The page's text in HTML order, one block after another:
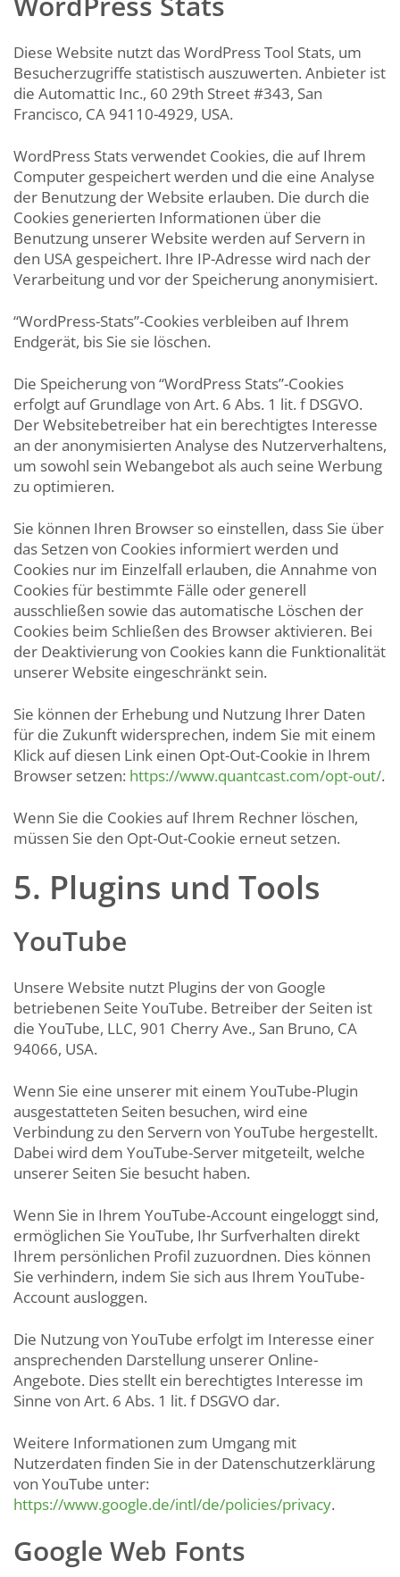
Diese Website nutzt das WordPress Tool Stats, um
Besucherzugriffe statistisch auszuwerten. Anbieter ist
die Automattic Inc., 60 29th Street #343, San
Francisco, CA 94110-4929, USA.
WordPress Stats verwendet Cookies, die auf Ihrem
Computer gespeichert werden und die eine Analyse
der Benutzung der Website erlauben. Die durch die
Cookies generierten Informationen über die
Benutzung unserer Website werden auf Servern in
den USA gespeichert. Ihre IP-Adresse wird nach der
Verarbeitung und vor der Speicherung anonymisiert.
“WordPress-Stats”-Cookies verbleiben auf Ihrem
Endgerät, bis Sie sie löschen.
Die Speicherung von “WordPress Stats”-Cookies
erfolgt auf Grundlage von Art. 6 Abs. 1 lit. f DSGVO.
Der Websitebetreiber hat ein berechtigtes Interesse
an der anonymisierten Analyse des Nutzerverhaltens,
um sowohl sein Webangebot als auch seine Werbung
zu optimieren.
Sie können Ihren Browser so einstellen, dass Sie über
das Setzen von Cookies informiert werden und
Cookies nur im Einzelfall erlauben, die Annahme von
Cookies für bestimmte Fälle oder generell
ausschließen sowie das automatische Löschen der
Cookies beim Schließen des Browser aktivieren. Bei
der Deaktivierung von Cookies kann die Funktionalität
unserer Website eingeschränkt sein.
Sie können der Erhebung und Nutzung Ihrer Daten
für die Zukunft widersprechen, indem Sie mit einem
Klick auf diesen Link einen Opt-Out-Cookie in Ihrem
Browser setzen: https://www.quantcast.com/opt-out/.
Wenn Sie die Cookies auf Ihrem Rechner löschen,
müssen Sie den Opt-Out-Cookie erneut setzen.
5. Plugins und Tools
YouTube
Unsere Website nutzt Plugins der von Google
betriebenen Seite YouTube. Betreiber der Seiten ist
die YouTube, LLC, 901 Cherry Ave., San Bruno, CA
94066, USA.
Wenn Sie eine unserer mit einem YouTube-Plugin
ausgestatteten Seiten besuchen, wird eine
Verbindung zu den Servern von YouTube hergestellt.
Dabei wird dem YouTube-Server mitgeteilt, welche
unserer Seiten Sie besucht haben.
Wenn Sie in Ihrem YouTube-Account eingeloggt sind,
ermöglichen Sie YouTube, Ihr Surfverhalten direkt
Ihrem persönlichen Profil zuzuordnen. Dies können
Sie verhindern, indem Sie sich aus Ihrem YouTube-
Account ausloggen.
Die Nutzung von YouTube erfolgt im Interesse einer
ansprechenden Darstellung unserer Online-
Angebote. Dies stellt ein berechtigtes Interesse im
Sinne von Art. 6 Abs. 1 lit. f DSGVO dar.
Weitere Informationen zum Umgang mit
Nutzerdaten finden Sie in der Datenschutzerklärung
von YouTube unter:
https://www.google.de/intl/de/policies/privacy.
Google Web Fonts